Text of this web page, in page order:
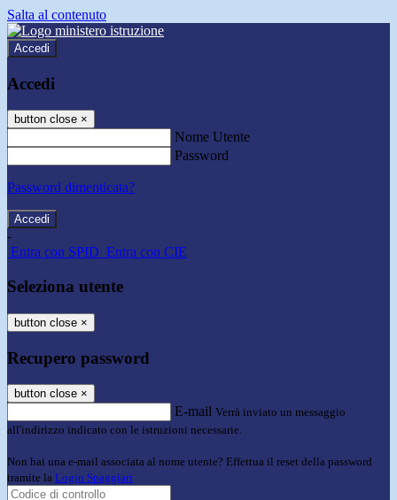
Salta al contenuto
Accedi
Accedi
button close ×
Nome Utente
Password
Password dimenticata?
-
Entra con SPID Entra con CIE
Seleziona utente
button close ×
Recupero password
button close ×
E-mail Verrà inviato un messaggio
all'indirizzo indicato con le istruzioni necessarie.
Non hai una e-mail associata al nome utente? Effettua il reset della password
tramite la Login Spaggiari